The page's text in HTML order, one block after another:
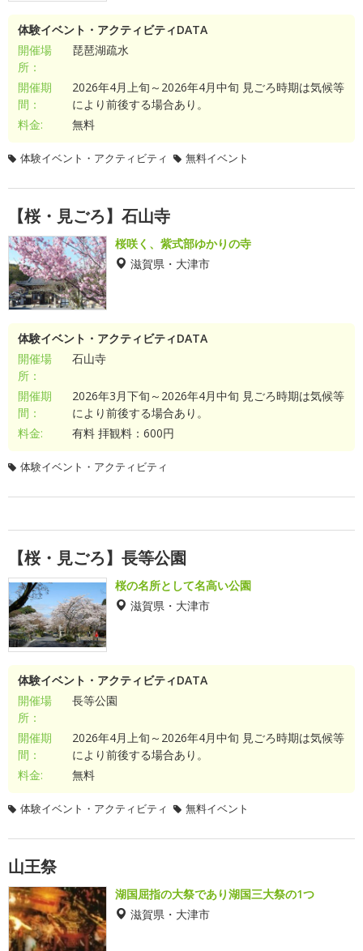
体験イベント・アクティビティDATA
開催場
所：
琵琶湖疏水
開催期
間：
2026年4月上旬～2026年4月中旬 見ごろ時期は気候等
により前後する場合あり。
料金:
無料
体験イベント・アクティビティ 無料イベント
【桜・見ごろ】石山寺
桜咲く、紫式部ゆかりの寺
滋賀県・大津市
体験イベント・アクティビティDATA
開催場
所：
石山寺
開催期
間：
2026年3月下旬～2026年4月中旬 見ごろ時期は気候等
により前後する場合あり。
料金:
有料 拝観料：600円
体験イベント・アクティビティ
【桜・見ごろ】長等公園
桜の名所として名高い公園
滋賀県・大津市
体験イベント・アクティビティDATA
開催場
所：
長等公園
開催期
間：
2026年4月上旬～2026年4月中旬 見ごろ時期は気候等
により前後する場合あり。
料金:
無料
体験イベント・アクティビティ 無料イベント
山王祭
湖国屈指の大祭であり湖国三大祭の1つ
滋賀県・大津市